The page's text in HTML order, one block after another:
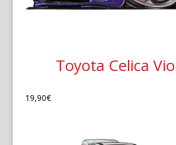
Toyota Celica
19,90€